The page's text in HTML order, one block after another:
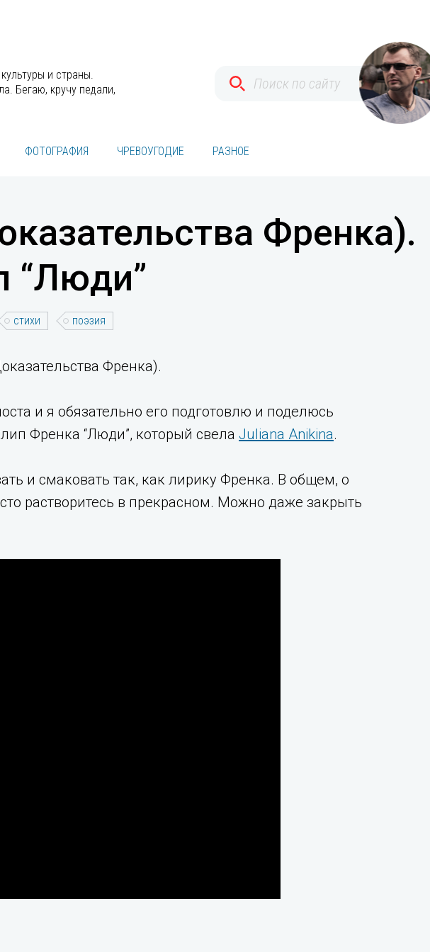
и страны.
Бегаю, кручу педали,
ФОТОГРАФИЯ ЧРЕВОУГОДИЕ РАЗНОЕ
Френка).
“Люди”
стихи поэзия
Френка).
и я обязательно его подготовлю и поделюсь
Френка “Люди”, который свела Juliana Anikina.
и смаковать так, как лирику Френка. В общем, о
растворитесь в прекрасном. Можно даже закрыть